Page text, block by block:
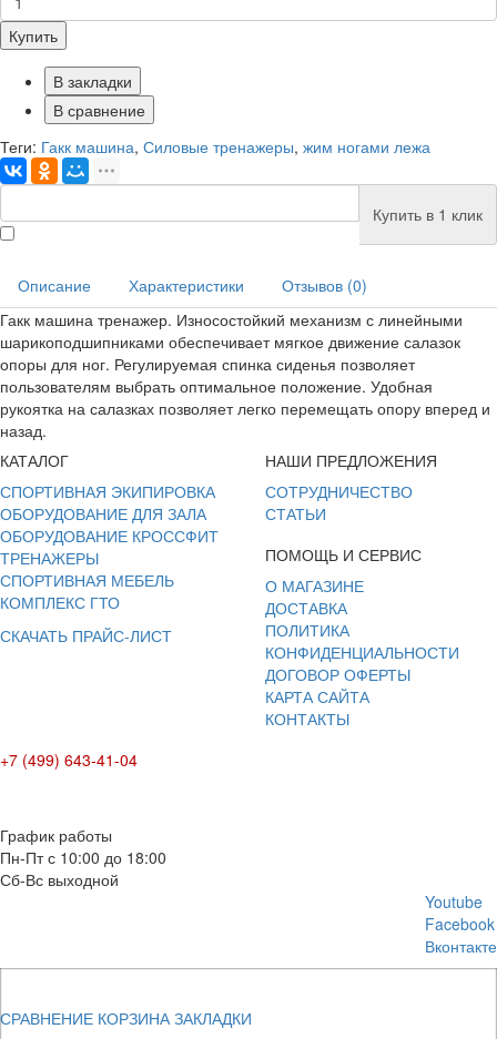
Купить
В закладки
В сравнение
Теги: Гакк машина, Силовые тренажеры, жим ногами лежа
Купить в 1 клик
Описание Характеристики
Отзывов (0)
Гакк машина тренажер. Износостойкий механизм с линейными
шарикоподшипниками обеспечивает мягкое движение салазок
опоры для ног. Регулируемая спинка сиденья позволяет
пользователям выбрать оптимальное положение. Удобная
рукоятка на салазках позволяет легко перемещать опору вперед и
назад.
КАТАЛОГ
СПОРТИВНАЯ ЭКИПИРОВКА
ОБОРУДОВАНИЕ ДЛЯ ЗАЛА
ОБОРУДОВАНИЕ КРОССФИТ
ТРЕНАЖЕРЫ
СПОРТИВНАЯ МЕБЕЛЬ
КОМПЛЕКС ГТО
СКАЧАТЬ ПРАЙС-ЛИСТ
НАШИ ПРЕДЛОЖЕНИЯ
СОТРУДНИЧЕСТВО
СТАТЬИ
ПОМОЩЬ И СЕРВИС
О МАГАЗИНЕ
ДОСТАВКА
ПОЛИТИКА
КОНФИДЕНЦИАЛЬНОСТИ
ДОГОВОР ОФЕРТЫ
КАРТА САЙТА
КОНТАКТЫ
+7 (499) 643-41-04
График работы
Пн-Пт с 10:00 до 18:00
Сб-Вс выходной
Youtube
Facebook
Вконтакте
СРАВНЕНИЕ КОРЗИНАЗАКЛАДКИ